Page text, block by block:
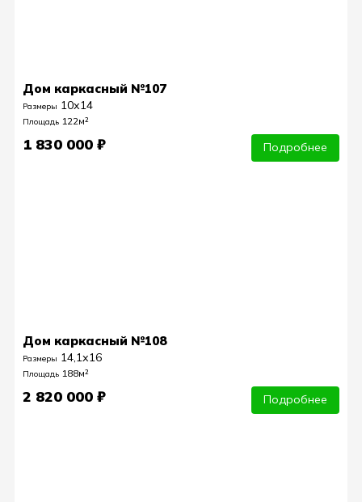
Дом каркасный №107
Размеры 10х14
Площадь 122м²
1 830 000 ₽ Подробнее
Дом каркасный №108
Размеры 14,1х16
Площадь 188м²
2 820 000 ₽ Подробнее